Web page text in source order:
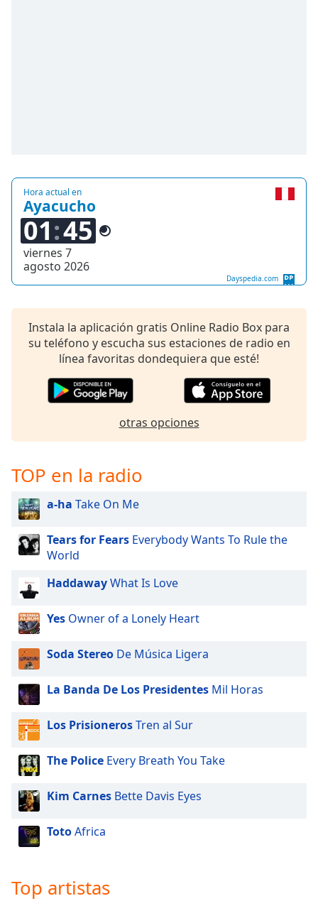
Hora actual en
Ayacucho
01 45
viernes 7
agosto 2026
Dayspedia.com
Instala la aplicación gratis Online Radio Box para
su teléfono y escucha sus estaciones de radio en
línea favoritas dondequiera que esté!
otras opciones
TOP en la radio
a-ha Take On Me
Tears for Fears Everybody Wants To Rule the
World
HaddawayWhat Is Love
Yes Owner of a Lonely Heart
Soda Stereo De Música Ligera
La Banda De Los Presidentes Mil Horas
Los PrisionerosTren al Sur
The Police Every Breath You Take
Kim Carnes Bette Davis Eyes
TotoAfrica
Top artistas